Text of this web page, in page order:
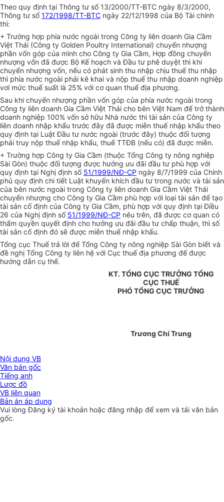
Theo quy định tại Thông tư số 13/2000/TT-BTC ngày 8/3/2000,
Thông tư số172/1998/TT-BTC ngày 22/12/1998 của Bộ Tài chính
thì:
+ Trường hợp phía nước ngoài trong Công ty liên doanh Gia Cầm
Việt Thái (Công ty Golden Poultry International) chuyển nhượng
phần vốn góp của mình cho Công ty Gia Cầm, Hợp đồng chuyển
nhượng vốn đã được Bộ Kế hoạch và Đầu tư phê duyệt thì khi
chuyển nhượng vốn, nếu có phát sinh thu nhập chịu thuế thu nhập
thì phía nước ngoài phải kê khai và nộp thuế thu nhập doanh nghiệp
vơí mức thuế suất là 25% với cơ quan thuế địa phương.
Sau khi chuyển nhượng phần vốn góp của phía nước ngoài trong
Công ty liên doanh Gia Cầm Việt Thái cho bên Việt Nam để trở thành
doanh nghiệp 100% vốn sở hữu Nhà nước thì tài sản của Công ty
liên doanh nhập khẩu trước đây đã được miễn thuế nhập khẩu theo
quy định tại Luật Đầu tư nước ngoài (trước đây) thuộc đối tượng
phải truy nộp thuế nhập khẩu, thuế TTĐB (nếu có) đã được miễn.
+ Trường hợp Công ty Gia Cầm (thuộc Tổng Công ty nông nghiệp
Sài Gòn) thuộc đối tượng được hưởng ưu đãi đầu tư phù hợp với
quy định tại Nghị định số 51/1999/NĐ-CP ngày 8/7/1999 của Chính
phủ quy định chi tiết Luật khuyến khích đầu tư trong nước và tài sản
của bên nước ngoài trong Công ty liên doanh Gia Cầm Việt Thái
chuyển nhượng cho Công ty Gia Cầm phù hợp với loại tài sản để tạo
tài sản cố định của Công ty Gia Cầm, phù hợp với quy định tại Điều
26 của Nghị định số 51/1999/NĐ-CP nêu trên, đã được cơ quan có
thẩm quyền quyết định cho hưởng ưu đãi đầu tư chấp thuận, thì số
tài sản cố định đó sẽ được miễn thuế nhập khẩu.
Tổng cục Thuế trả lời để Tổng Công ty nông nghiệp Sài Gòn biết và
đề nghị Tổng Công ty liên hệ với Cục thuế địa phương để được
hướng dẫn cụ thể.
KT. TỔNG CỤC TRƯỞNG TỔNG
CỤC THUẾ
PHÓ TỔNG CỤC TRƯỞNG
Trương Chí Trung
Nội dung VB
Văn bản gốc
Tiếng anh
Lược đồ
VB liên quan
Bản án áp dụng
Vui lòngĐăng ký tài khoản hoặc đăng nhập để xem và tải văn bản
gốc.